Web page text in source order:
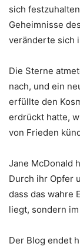
sich
Geheimnisse
veränderte sich
Die Sterne
nach, und ein
erfüllte den
erdrückt hatte,
von Frieden
Jane McDonald
Durch ihr Opfer
dass das wahre
liegt, sondern
Der Blog endet